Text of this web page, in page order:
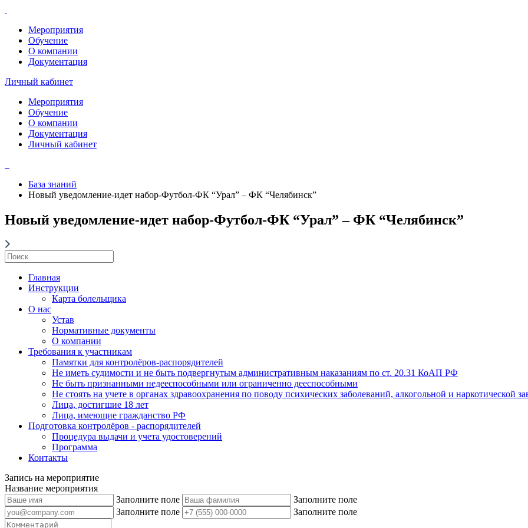
Мероприятия
Обучение
О компании
Документация
Личный кабинет
Мероприятия
Обучение
О компании
Документация
Личный кабинет
База знаний
Новый уведомление-идет набор-Футбол-ФК “Урал” – ФК “Челябинск”
Новый уведомление-идет набор-Футбол-ФК “Урал” – ФК “Челябинск”
Главная
Инструкции
Карта болельщика
О нас
Устав
Нормативные документы
О компании
Требования к участникам
Памятки для контролёров-распорядителей
Не иметь судимости и не быть подвергнутым административным наказаниям по ст. 20.31 КоАП РФ
Не быть признанными недееспособными или ограниченно дееспособными
Не стоять на учете в органах здравоохранения по поводу психических заболеваний, алкогольной и наркотической
Лица, достигшие 18 лет
Лица, имеющие гражданство РФ
Подготовка контролёров - распорядителей
Процедура выдачи и учета удостоверений
Программа
Контакты
Запись на мероприятие
Название мероприятия
Заполните поле
Заполните поле
Заполните поле
Заполните поле